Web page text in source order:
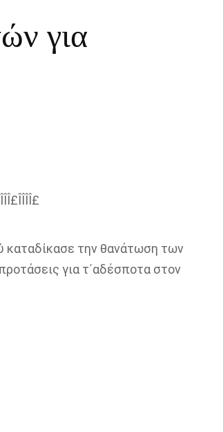
για
καταδίκασε την θανάτωση των
για τ΄αδέσποτα στον